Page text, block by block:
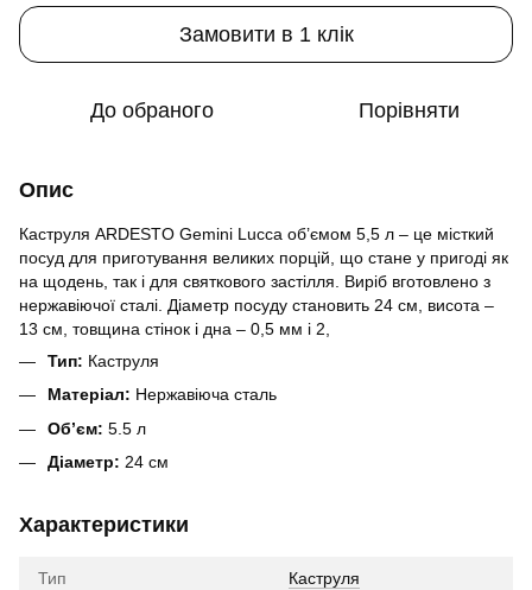
Замовити в 1 клік
До обраного Порівняти
Опис
Каструля ARDESTO Gemini Lucca об’ємом 5,5 л – це місткий
посуд для приготування великих порцій, що стане у пригоді як
на щодень, так і для святкового застілля. Виріб вготовлено з
нержавіючої сталі. Діаметр посуду становить 24 см, висота –
13 см, товщина стінок і дна – 0,5 мм і 2,
Тип: Каструля
Матеріал: Нержавіюча сталь
Обʼєм: 5.5 л
Діаметр: 24 см
Характеристики
Тип Каструля